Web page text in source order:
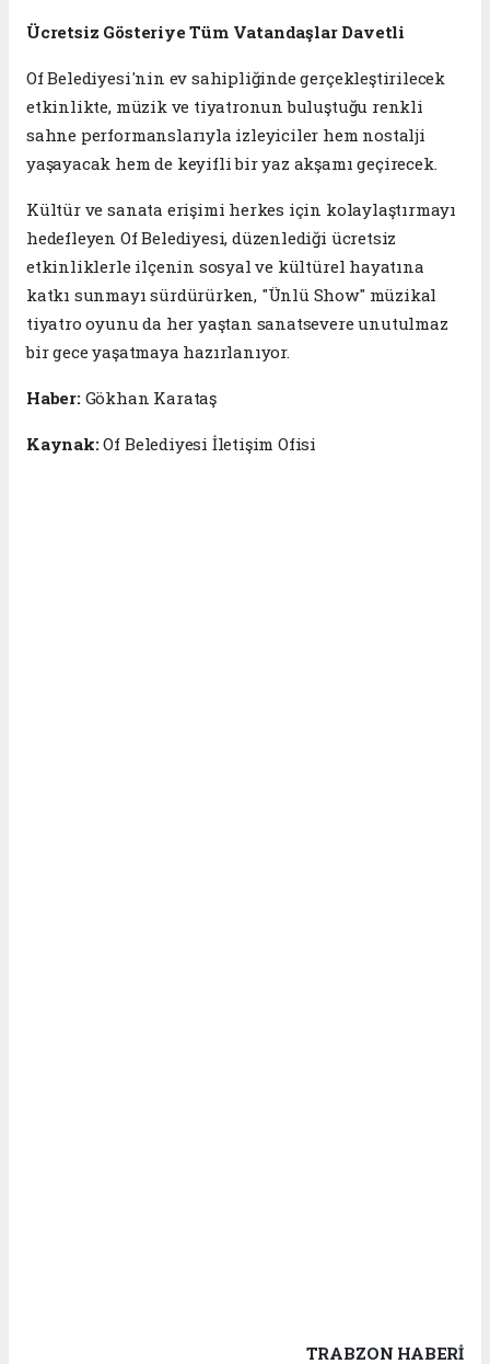
Ücretsiz Gösteriye Tüm Vatandaşlar Davetli
Of Belediyesi'nin ev sahipliğinde gerçekleştirilecek
etkinlikte, müzik ve tiyatronun buluştuğu renkli
sahne performanslarıyla izleyiciler hem nostalji
yaşayacak hem de keyifli bir yaz akşamı geçirecek.
Kültür ve sanata erişimi herkes için kolaylaştırmayı
hedefleyen Of Belediyesi, düzenlediği ücretsiz
etkinliklerle ilçenin sosyal ve kültürel hayatına
katkı sunmayı sürdürürken, "Ünlü Show" müzikal
tiyatro oyunu da her yaştan sanatsevere unutulmaz
bir gece yaşatmaya hazırlanıyor.
Haber:Gökhan Karataş
Kaynak:Of Belediyesi İletişim Ofisi
TRABZON HABERİ